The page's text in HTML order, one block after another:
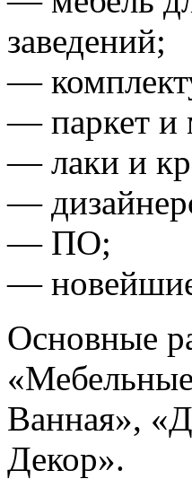
заведений;
—
— паркет и
— лаки и
—
— ПО;
— новейшие
Основные
Ванная»,
Декор».